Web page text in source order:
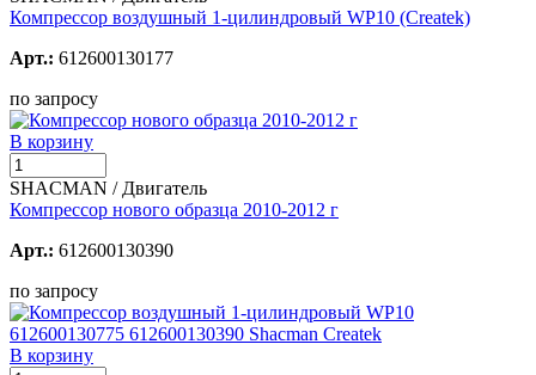
Компрессор воздушный 1-цилиндровый WP10 (Createk)
Арт.: 612600130177
по запросу
В корзину
SHACMAN / Двигатель
Компрессор нового образца 2010-2012 г
Арт.: 612600130390
по запросу
В корзину